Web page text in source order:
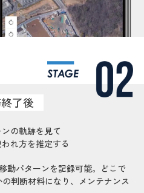
了後
の軌跡を見て
れ方を推定する
動パターンを記録可能。どこで
判断材料になり、メンテナンス